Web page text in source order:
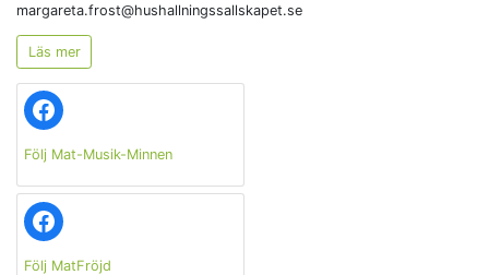
margareta.frost@hushallningssallskapet.se
Läs mer
Facebook
Följ Mat-Musik-Minnen
Facebook
Följ MatFröjd